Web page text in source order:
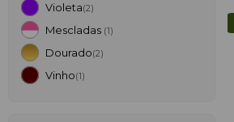
Violeta(2)
Mescladas (1)
Dourado(2)
Vinho(1)